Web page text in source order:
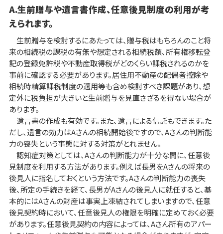
A.生前贈与や遺言書作成、任意後見制度の利用が考
えられます。
生前贈与を検討するにあたっては、贈与税はもちろんのこと将
来の相続税の課税の有無や想定される相続税額、所有権移転登
記の登録免許税や不動産取得税がどのくらい課税されるのかを
事前に確認する必要があります。居住用不動産の配偶者控除や
相続時精算課税制度の適用等も含め検討すべき課題があり、想
定外に税負担が大きいと生前贈与を見直さざるを得ない場合が
あります。
遺言書の作成も有効です。また、遺言による信託もできます。た
だし、遺言の効力はAさんの相続開始後ですので、Aさんの判断能
力の喪失という事態に対する対策がとれません。
認知症対策としては、Aさんの判断能力が十分な間に、任意後
見制度を利用する方法があります。例えば長男をAさんの将来の
後見人に指名しておくという方法です。Aさんの判断能力の喪失
後、所定の手続きを経て、長男がAさんの後見人に就任すると、基
本的にはAさんの財産は事実上凍結されてしまいますので、任意
後見契約時において、任意後見人の権限を明確に定めておく必要
があります。任意後見契約の内容によっては、Aさん所有のアパー